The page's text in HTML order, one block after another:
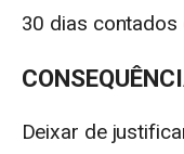
30 dias contados
Deixar de